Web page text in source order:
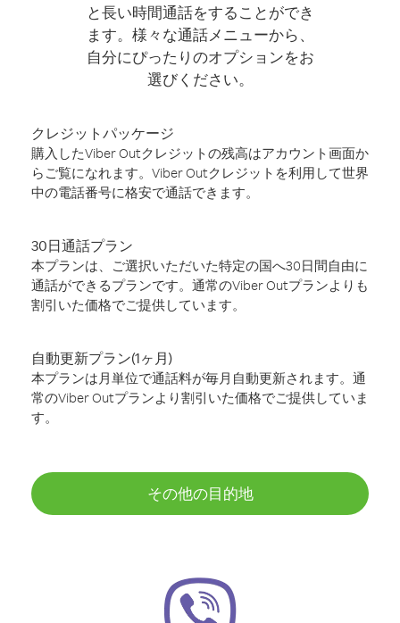
と長い時間通話をすることができ
ます。様々な通話メニューから、
自分にぴったりのオプションをお
選びください。
クレジットパッケージ
購入したViber Outクレジットの残高はアカウント画面か
らご覧になれます。Viber Outクレジットを利用して世界
中の電話番号に格安で通話できます。
30日通話プラン
本プランは、ご選択いただいた特定の国へ30日間自由に
通話ができるプランです。通常のViber Outプランよりも
割引いた価格でご提供しています。
自動更新プラン(1ヶ月)
本プランは月単位で通話料が毎月自動更新されます。通
常のViber Outプランより割引いた価格でご提供していま
す。
その他の目的地